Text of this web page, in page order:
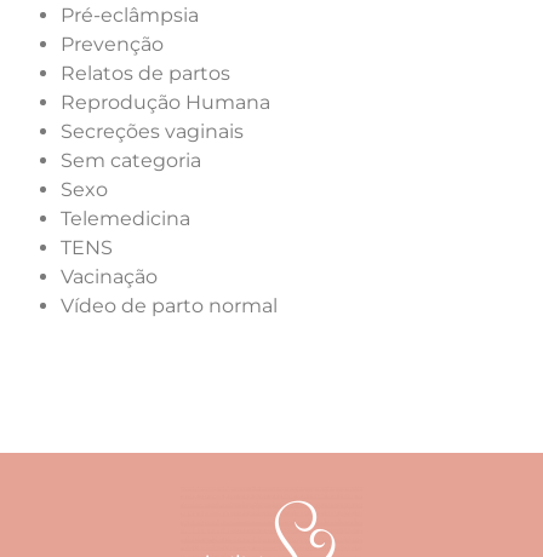
Pré-eclâmpsia
Prevenção
Relatos de partos
Reprodução Humana
Secreções vaginais
Sem categoria
Sexo
Telemedicina
TENS
Vacinação
Vídeo de parto normal